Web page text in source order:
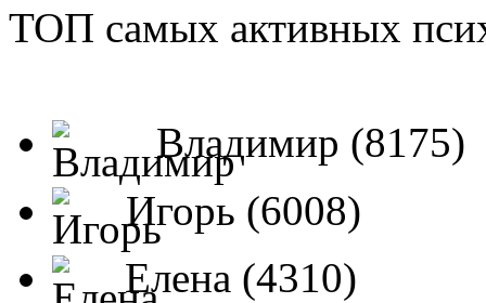
ТОП самых активных
Владимир (8175)
Игорь (6008)
Елена (4310)